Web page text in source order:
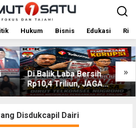
Hukum Bisnis Edukasi
»
Dewan Usul BUMD
Kelola Rumput Laut
Utara dari Hulu ke Hilir
Disdukcapil Dairi